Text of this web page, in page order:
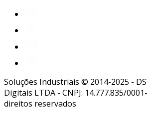
Soluções Industriais © 2014-2025 -
Digitais LTDA - CNPJ: 14.777.835/
direitos reservados